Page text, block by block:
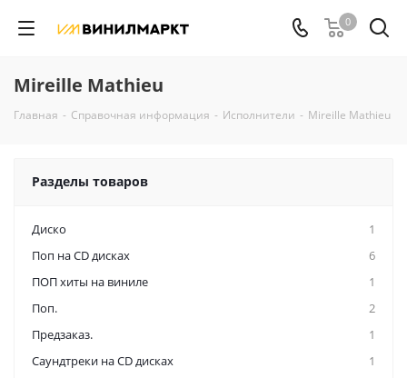
0
Mireille Mathieu
Главная - Справочная информация - Исполнители - Mireille Mathieu
Разделы товаров
Диско
1
Поп на CD дисках
6
ПОП хиты на виниле
1
Поп.
2
Предзаказ.
1
Саундтреки на CD дисках
1